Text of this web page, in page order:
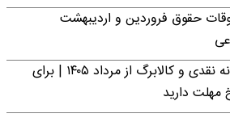
حقوق فروردین و اردیبهشت
خبر فوری از آغاز قطع یارانه نقدی و کالابرگ از مرداد ۱۴۰۵ | برای
مهلت دارید